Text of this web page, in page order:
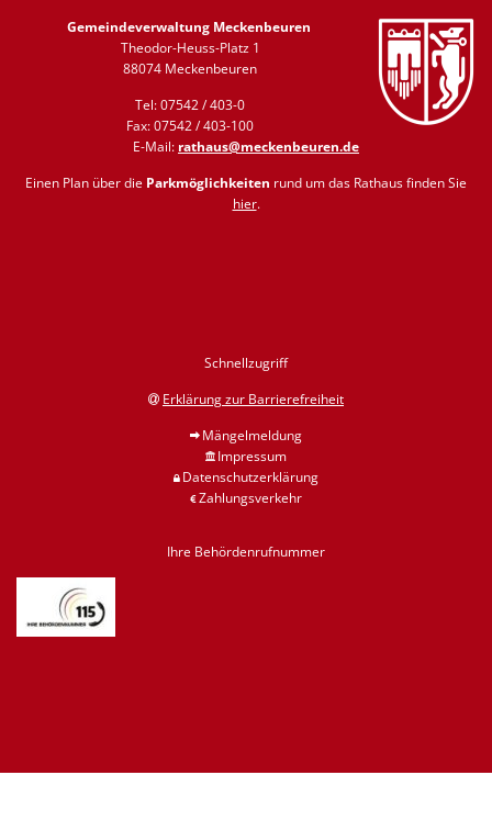
Gemeindeverwaltung Meckenbeuren
Theodor-Heuss-Platz 1
88074 Meckenbeuren
Tel: 07542 / 403-0
Fax: 07542 / 403-100
E-Mail: rathaus@meckenbeuren.de
Einen Plan über die Parkmöglichkeiten rund um das Rathaus finden Sie
hier.
Schnellzugriff
Erklärung zur Barrierefreiheit
Mängelmeldung
Impressum
Datenschutzerklärung
Zahlungsverkehr
Ihre Behördenrufnummer